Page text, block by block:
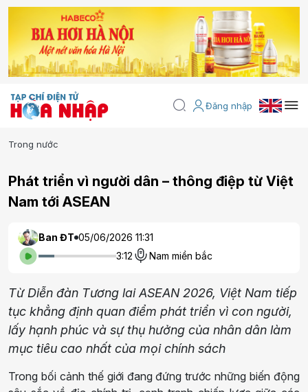
Đăng nhập
Trong nước
Phát triển vì người dân – thông điệp từ Việt
Nam tới ASEAN
Ban ĐT 05/06/2026 11:31
3:12
Nam miền bắc
Từ Diễn đàn Tương lai ASEAN 2026, Việt Nam tiếp
tục khẳng định quan điểm phát triển vì con người,
lấy hạnh phúc và sự thụ hưởng của nhân dân làm
mục tiêu cao nhất của mọi chính sách
Trong bối cảnh thế giới đang đứng trước những biến động